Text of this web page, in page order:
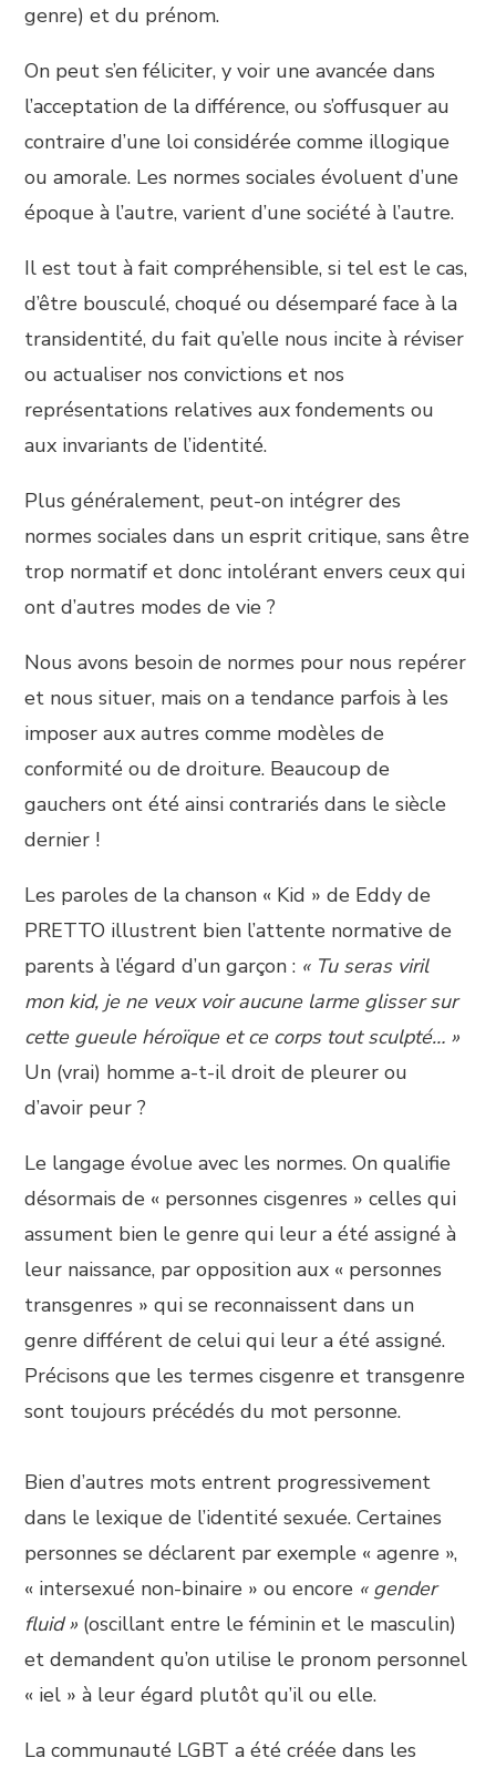
genre) et du prénom.
On peut s’en féliciter, y voir une avancée dans
l’acceptation de la différence, ou s’offusquer au
contraire d’une loi considérée comme illogique
ou amorale. Les normes sociales évoluent d’une
époque à l’autre, varient d’une société à l’autre.
Il est tout à fait compréhensible, si tel est le cas,
d’être bousculé, choqué ou désemparé face à la
transidentité, du fait qu’elle nous incite à réviser
ou actualiser nos convictions et nos
représentations relatives aux fondements ou
aux invariants de l’identité.
Plus généralement, peut-on intégrer des
normes sociales dans un esprit critique, sans être
trop normatif et donc intolérant envers ceux qui
ont d’autres modes de vie ?
Nous avons besoin de normes pour nous repérer
et nous situer, mais on a tendance parfois à les
imposer aux autres comme modèles de
conformité ou de droiture. Beaucoup de
gauchers ont été ainsi contrariés dans le siècle
dernier !
Les paroles de la chanson « Kid » de Eddy de
PRETTO illustrent bien l’attente normative de
parents à l’égard d’un garçon : « Tu seras viril
mon kid, je ne veux voir aucune larme glisser sur
cette gueule héroïque et ce corps tout sculpté… »
Un (vrai) homme a-t-il droit de pleurer ou
d’avoir peur ?
Le langage évolue avec les normes. On qualifie
désormais de « personnes cisgenres » celles qui
assument bien le genre qui leur a été assigné à
leur naissance, par opposition aux « personnes
transgenres » qui se reconnaissent dans un
genre différent de celui qui leur a été assigné.
Précisons que les termes cisgenre et transgenre
sont toujours précédés du mot personne.
Bien d’autres mots entrent progressivement
dans le lexique de l’identité sexuée. Certaines
personnes se déclarent par exemple « agenre »,
« intersexué non-binaire » ou encore « gender
fluid » (oscillant entre le féminin et le masculin)
et demandent qu’on utilise le pronom personnel
« iel » à leur égard plutôt qu’il ou elle.
La communauté LGBT a été créée dans les